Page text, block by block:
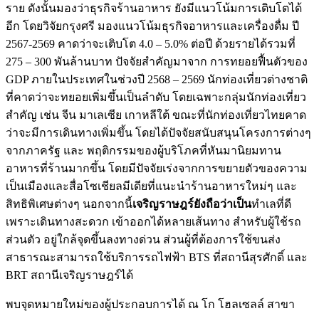
ราย ดังนั้นมองว่าธุรกิจร้านอาหาร ยังมีแนวโน้มการเติบโตได้
อีก โดยวิจัยกรุงศรี มองแนวโน้มธุรกิจอาหารและเครื่องดื่ม ปี
2567-2569 คาดว่าจะเติบโต 4.0 – 5.0% ต่อปี ด้วยรายได้รวมที่
275 – 300 พันล้านบาท ปัจจัยสำคัญมาจาก การทยอยฟื้นตัวของ
GDP ภายในประเทศในช่วงปี 2568 – 2569 นักท่องเที่ยวต่างชาติ
ที่คาดว่าจะทยอยเพิ่มขึ้นเป็นลำดับ โดยเฉพาะกลุ่มนักท่องเที่ยว
สำคัญ เช่น จีน มาเลเซีย เกาหลีใต้ ขณะที่นักท่องเที่ยวไทยคาด
ว่าจะมีการเดินทางเพิ่มขึ้น โดยได้ปัจจัยสนับสนุนโครงการต่างๆ
จากภาครัฐ และ พฤติกรรมของผู้บริโภคที่หันมานิยมทาน
อาหารที่ร้านมากขึ้น โดยมีปัจจัยเร่งจากการขยายตัวของความ
เป็นเมืองและสื่อโซเชียลมีเดียที่แนะนำร้านอาหารใหม่ๆ และ
สิทธิพิเศษต่างๆ นอกจากนี้เจริญราษฎร์ยังถือว่าเป็นทำเลที่ดี
เพราะเดินทางสะดวก เข้าออกได้หลายเส้นทาง สำหรับผู้ใช้รถ
ส่วนตัว อยู่ใกล้จุดขึ้นลงทางด่วน ส่วนผู้ที่ต้องการใช้ขนส่ง
สาธารณะสามารถใช้บริการรถไฟฟ้า BTS ที่สถานีสุรศักดิ์ และ
BRT สถานีเจริญราษฎร์ได้
พบจุดหมายใหม่ของผู้ประกอบการได้ ณ โก โฮลเซลล์ สาขา